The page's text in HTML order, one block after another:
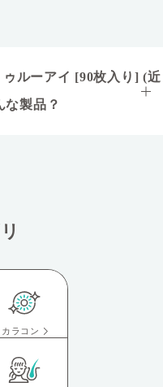
ルーアイ [90枚入り] (近
な製品？
カラコン